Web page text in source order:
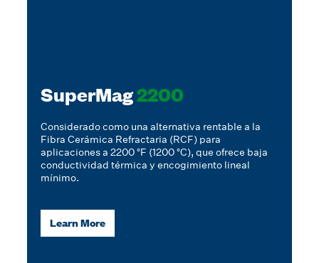
SuperMag2200
Considerado como una alternativa rentable a la
Fibra Cerámica Refractaria (RCF) para
aplicaciones a 2200 °F (1200 °C), que ofrece baja
conductividad térmica y encogimiento lineal
mínimo.
Learn More